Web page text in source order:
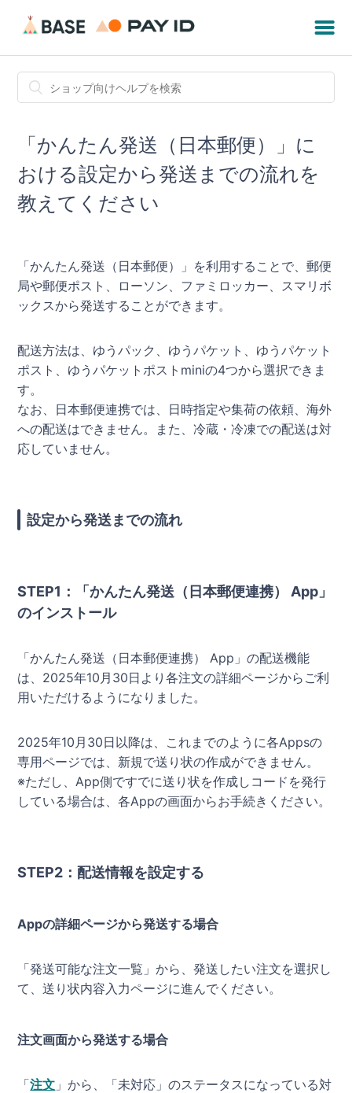
「かんたん発送（日本郵便）」に
おける設定から発送までの流れを
教えてください
「かんたん発送（日本郵便）」を利用することで、郵便
局や郵便ポスト、ローソン、ファミロッカー、スマリボ
ックスから発送することができます。
配送方法は、ゆうパック、ゆうパケット、ゆうパケット
ポスト、ゆうパケットポストminiの4つから選択できま
す。
なお、日本郵便連携では、日時指定や集荷の依頼、海外
への配送はできません。また、冷蔵・冷凍での配送は対
応していません。
設定から発送までの流れ
STEP1：「かんたん発送（日本郵便連携） App」
のインストール
「かんたん発送（日本郵便連携） App」の配送機能
は、2025年10月30日より各注文の詳細ページからご利
用いただけるようになりました。
2025年10月30日以降は、これまでのように各Appsの
専用ページでは、新規で送り状の作成ができません。
※ただし、App側ですでに送り状を作成しコードを発行
している場合は、各Appの画面からお手続きください。
STEP2：配送情報を設定する
Appの詳細ページから発送する場合
「発送可能な注文一覧」から、発送したい注文を選択し
て、送り状内容入力ページに進んでください。
注文画面から発送する場合
「注文 」から、「未対応」のステータスになっている対